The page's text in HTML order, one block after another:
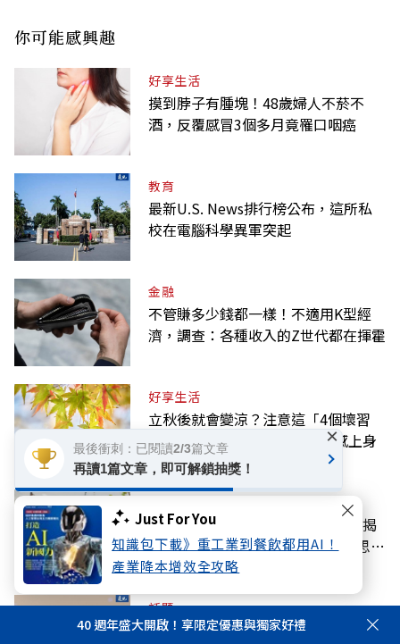
Just For You
知識包下載》重工業到餐飲都用AI！
產業降本增效全攻略
你可能感興趣
好享生活
摸到脖子有腫塊！48歲婦人不菸不
酒，反覆感冒3個多月竟罹口咽癌
教育
最新U.S. News排行榜公布，這所私
校在電腦科學異軍突起
金融
不管賺多少錢都一樣！不適用K型經
濟，調查：各種收入的Z世代都在揮霍
好享生活
立秋後就會變涼？注意這「4個壞習
慣」降低免疫力，小心夏季流感上身
好享生活
忘東忘西不一定是衰退！心理學家揭
密，這2種健忘習慣其實是「高效思
考」的表現
話題
緬懷高希均教授》 書寫90歲的壯闊人
40 週年盛大開啟！享限定優惠與獨家好禮
最後衝刺：已閱讀2/3篇文章
再讀1篇文章，即可解鎖抽獎！
×